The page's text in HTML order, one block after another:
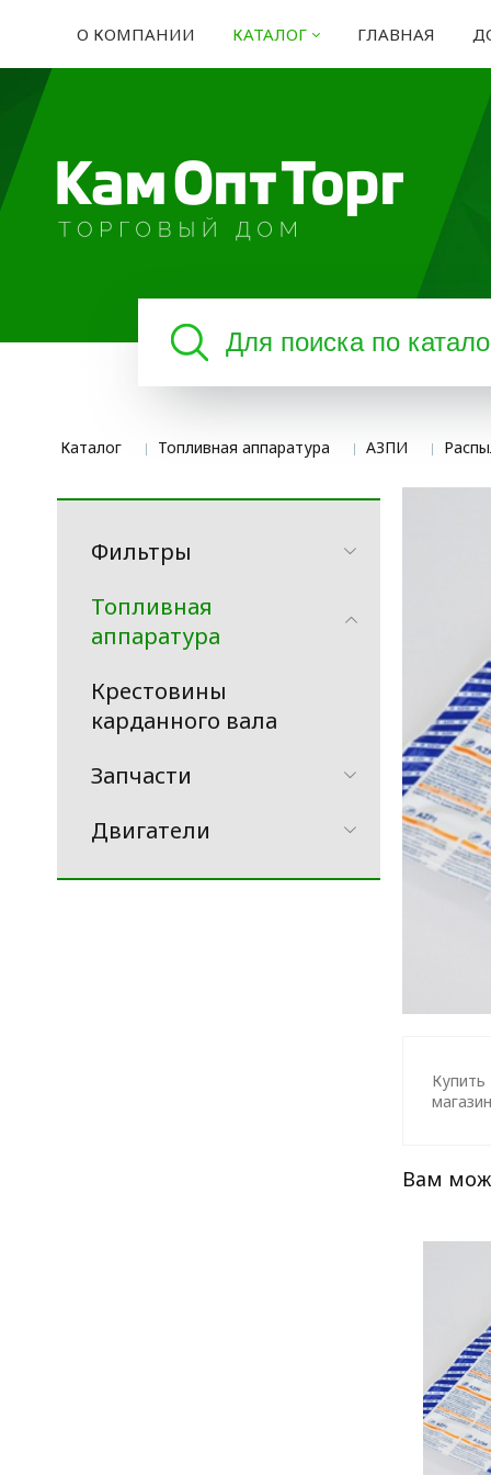
О КОМПАНИИ КАТАЛОГ ГЛАВНАЯ
Каталог Топливная аппаратура АЗПИ
Фильтры
Топливная
аппаратура
Крестовины
карданного вала
Запчасти
Двигатели
Вам